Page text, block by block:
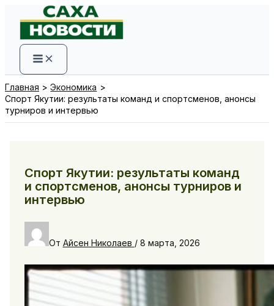
содержимому
Главная
Экономика
Спорт Якутии: результаты команд и спортсменов, анонсы
турниров и интервью
Спорт Якутии: результаты команд
и спортсменов, анонсы турниров и
интервью
От Айсен Николаев / 8 марта, 2026